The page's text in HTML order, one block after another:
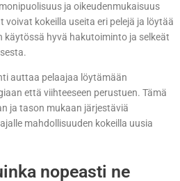
ja oikeudenmukaisuus
voivat kokeilla useita eri pelejä ja löytää
käytössä hyvä hakutoiminto ja selkeät
auttaa pelaajaa löytämään
että viihteeseen perustuen. Tämä
ja tason mukaan järjestäviä
mahdollisuuden kokeilla uusia
nopeasti ne